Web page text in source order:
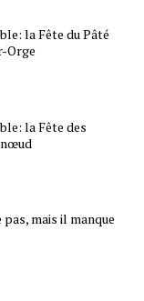
la Fête du Pâté
Orge
la Fête des
mais il manque